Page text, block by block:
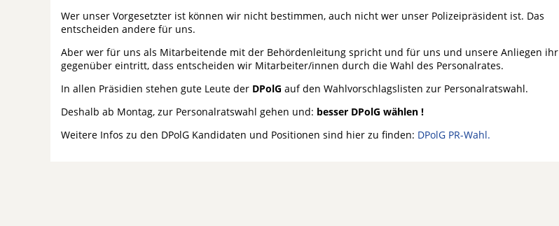
Wer unser Vorgesetzter ist können wir nicht bestimmen, auch nicht wer unser Polizeipräsident ist. Das
entscheiden andere für uns.
Aber wer für uns als Mitarbeitende mit der Behördenleitung spricht und für uns und unsere Anliegen ihr
gegenüber eintritt, dass entscheiden wir Mitarbeiter/innen durch die Wahl des Personalrates.
In allen Präsidien stehen gute Leute der DPolG auf den Wahlvorschlagslisten zur Personalratswahl.
Deshalb ab Montag, zur Personalratswahl gehen und: besser DPolG wählen !
Weitere Infos zu den DPolG Kandidaten und Positionen sind hier zu finden: DPolG PR-Wahl.